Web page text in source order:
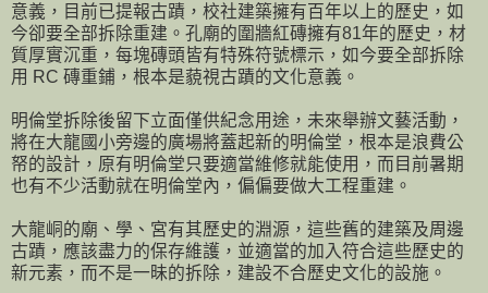
意義，目前已提報古蹟，校社建築擁有百年以上的歷史，如
今卻要全部拆除重建。孔廟的圍牆紅磚擁有81年的歷史，材
質厚實沉重，每塊磚頭皆有特殊符號標示，如今要全部拆除
用 RC 磚重鋪，根本是藐視古蹟的文化意義。
明倫堂拆除後留下立面僅供紀念用途，未來舉辦文藝活動，
將在大龍國小旁邊的廣場將蓋起新的明倫堂，根本是浪費公
帑的設計，原有明倫堂只要適當維修就能使用，而目前暑期
也有不少活動就在明倫堂內，偏偏要做大工程重建。
大龍峒的廟、學、宮有其歷史的淵源，這些舊的建築及周邊
古蹟，應該盡力的保存維護，並適當的加入符合這些歷史的
新元素，而不是一昧的拆除，建設不合歷史文化的設施。